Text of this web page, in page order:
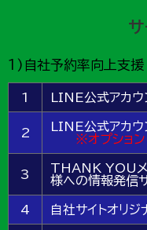
1)自社予約率向上支援
1 LINE公式アカウ
2
LINE公式アカウ
※オプショ
3
THANK YOUメ
様への情報発信
4 自社サイトオリ